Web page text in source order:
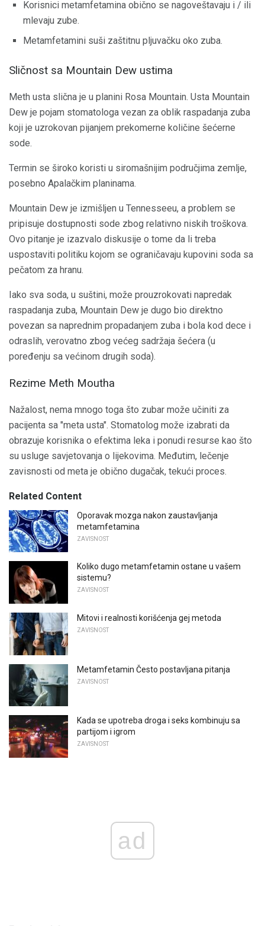
Korisnici metamfetamina obično se nagoveštavaju i / ili
mlevaju zube.
Metamfetamini suši zaštitnu pljuvačku oko zuba.
Sličnost sa Mountain Dew ustima
Meth usta slična je u planini Rosa Mountain. Usta Mountain
Dew je pojam stomatologa vezan za oblik raspadanja zuba
koji je uzrokovan pijanjem prekomerne količine šećerne
sode.
Termin se široko koristi u siromašnijim područjima zemlje,
posebno Apalačkim planinama.
Mountain Dew je izmišljen u Tennesseeu, a problem se
pripisuje dostupnosti sode zbog relativno niskih troškova.
Ovo pitanje je izazvalo diskusije o tome da li treba
uspostaviti politiku kojom se ograničavaju kupovini soda sa
pečatom za hranu.
Iako sva soda, u suštini, može prouzrokovati napredak
raspadanja zuba, Mountain Dew je dugo bio direktno
povezan sa naprednim propadanjem zuba i bola kod dece i
odraslih, verovatno zbog većeg sadržaja šećera (u
poređenju sa većinom drugih soda).
Rezime Meth Moutha
Nažalost, nema mnogo toga što zubar može učiniti za
pacijenta sa "meta usta". Stomatolog može izabrati da
obrazuje korisnika o efektima leka i ponudi resurse kao što
su usluge savjetovanja o lijekovima. Međutim, lečenje
zavisnosti od meta je obično dugačak, tekući proces.
Related Content
Oporavak mozga nakon zaustavljanja
metamfetamina
ZAVISNOST
Koliko dugo metamfetamin ostane u vašem
sistemu?
ZAVISNOST
Mitovi i realnosti korišćenja gej metoda
ZAVISNOST
Metamfetamin Često postavljana pitanja
ZAVISNOST
Kada se upotreba droga i seks kombinuju sa
partijom i igrom
ZAVISNOST
ad